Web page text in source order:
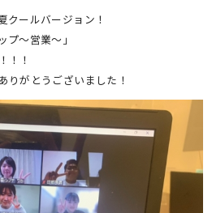
クールバージョン！
プ～営業～」
！！
りがとうございました！